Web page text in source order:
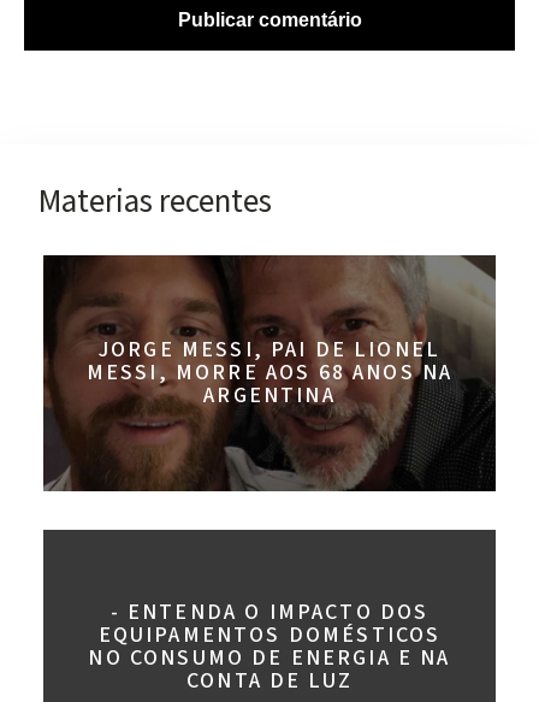
Materias recentes
JORGE MESSI, PAI DE LIONEL
MESSI, MORRE AOS 68 ANOS NA
ARGENTINA
- ENTENDA O IMPACTO DOS
EQUIPAMENTOS DOMÉSTICOS
NO CONSUMO DE ENERGIA E NA
CONTA DE LUZ